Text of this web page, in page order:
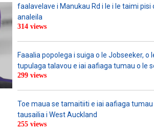
faalavelave i Manukau Rd i le i le taimi pisi
analeila
314 views
Faaalia popolega i suiga o le Jobseeker, o
tupulaga talavou e iai aafiaga tumau o le
299 views
Toe maua se tamaitiiti e iai aafiaga
tausailia i West Auckland
255 views